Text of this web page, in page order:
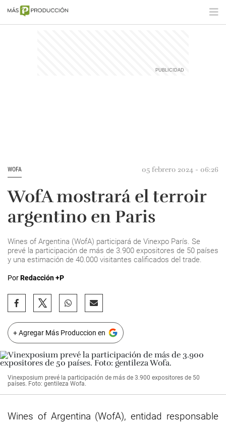
WOFA 05 febrero 2024 - 06:26
WofA mostrará el terroir
argentino en Paris
Wines of Argentina (WofA) participará de Vinexpo París. Se
prevé la participación de más de 3.900 expositores de 50 países
y una estimación de 40.000 visitantes calificados del trade.
PorRedacción +P
+ Agregar Más Produccion en
Vinexposium prevé la participación de más de 3.900 expositores de 50
países. Foto: gentileza Wofa.
Wines of Argentina (WofA), entidad responsable